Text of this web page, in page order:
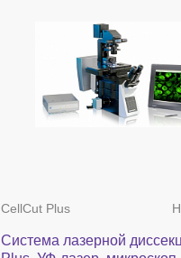
CellCut Plus
Система лазерной